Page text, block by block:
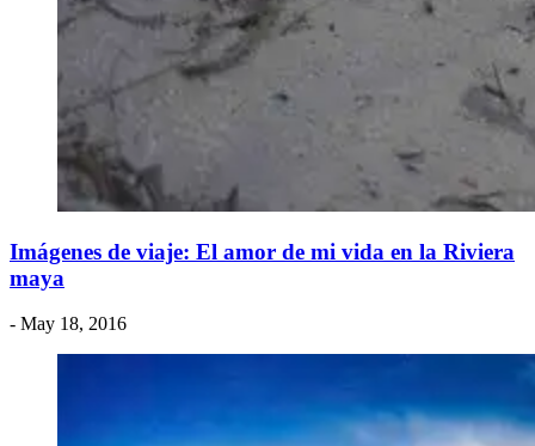
Imágenes de viaje: El amor de mi vida en la Riviera
maya
- May 18, 2016